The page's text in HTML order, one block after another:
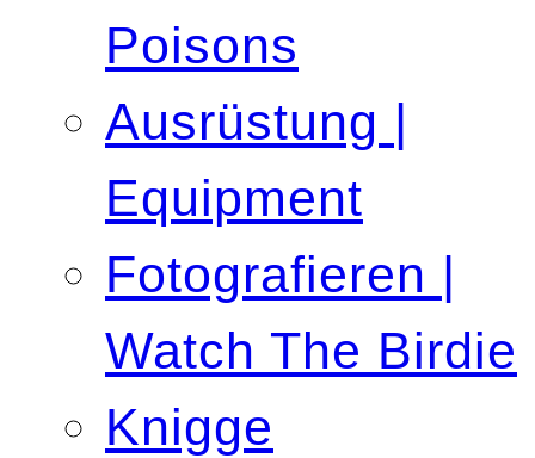
Poisons
Ausrüstung |
Equipment
Fotografieren |
Watch The Birdie
Knigge